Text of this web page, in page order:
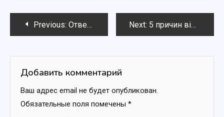
Навигация
записям
Previous: Ответы на популярные вопросы про пенсии в 2025 году Next: 5 причин відкрити кав’ярню самообслуговування у 2025 році
Добавить комментарий
Ваш адрес email не будет опубликован.
Обязательные поля помечены *